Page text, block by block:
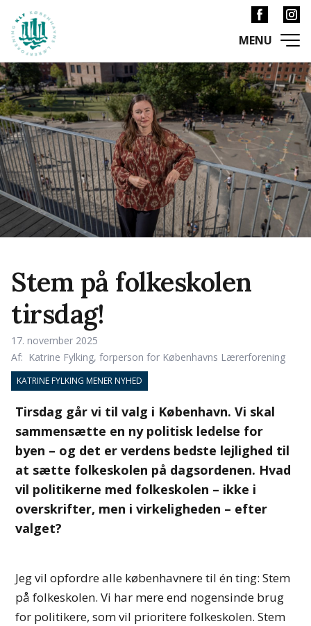
Stem på folkeskolen
tirsdag!
17. november 2025
Af: Katrine Fylking, forperson for Københavns Lærerforening
KATRINE FYLKING MENER NYHED
Tirsdag går vi til valg i København. Vi skal
sammensætte en ny politisk ledelse for
byen – og det er verdens bedste lejlighed til
at sætte folkeskolen på dagsordenen. Hvad
vil politikerne med folkeskolen – ikke i
overskrifter, men i virkeligheden – efter
valget?
Jeg vil opfordre alle københavnere til én ting: Stem
på folkeskolen. Vi har mere end nogensinde brug
for politikere, som vil prioritere folkeskolen. Stem